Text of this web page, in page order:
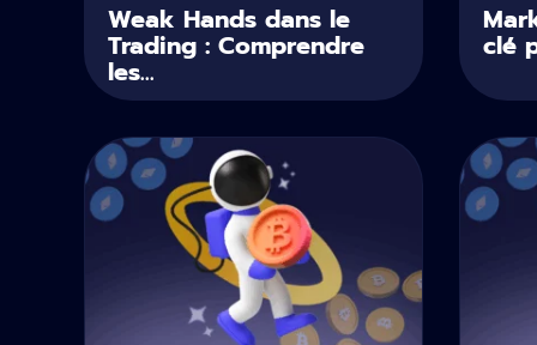
Weak Hands dans le
Trading : Comprendre
les...
clé